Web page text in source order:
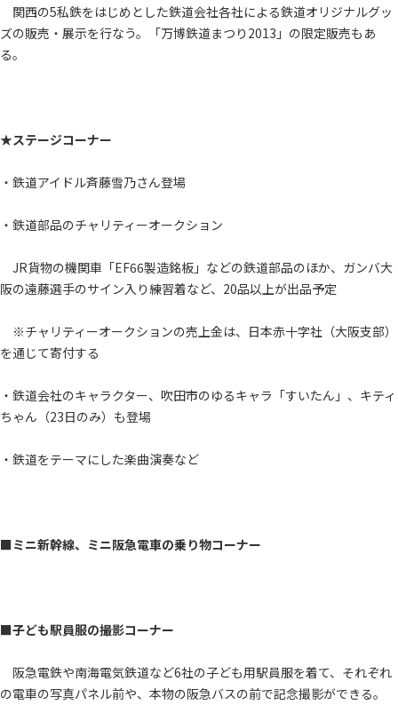
関西の5私鉄をはじめとした鉄道会社各社による鉄道オリジナルグッ
ズの販売・展示を行なう。「万博鉄道まつり2013」の限定販売もあ
る。
★ステージコーナー
・鉄道アイドル斉藤雪乃さん登場
・鉄道部品のチャリティーオークション
JR貨物の機関車「EF66製造銘板」などの鉄道部品のほか、ガンバ大
阪の遠藤選手のサイン入り練習着など、20品以上が出品予定
※チャリティーオークションの売上金は、日本赤十字社（大阪支部）
を通じて寄付する
・鉄道会社のキャラクター、吹田市のゆるキャラ「すいたん」、キティ
ちゃん（23日のみ）も登場
・鉄道をテーマにした楽曲演奏など
■ミニ新幹線、ミニ阪急電車の乗り物コーナー
■子ども駅員服の撮影コーナー
阪急電鉄や南海電気鉄道など6社の子ども用駅員服を着て、それぞれ
の電車の写真パネル前や、本物の阪急バスの前で記念撮影ができる。